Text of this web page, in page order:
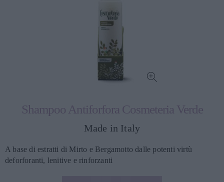
Shampoo Antiforfora Cosmeteria Verde
Made in Italy
A base di estratti di Mirto e Bergamotto dalle potenti virtù
deforforanti, lenitive e rinforzanti